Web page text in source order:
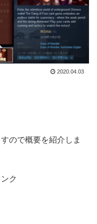
2020.04.03
ので概要を紹介しま
ク